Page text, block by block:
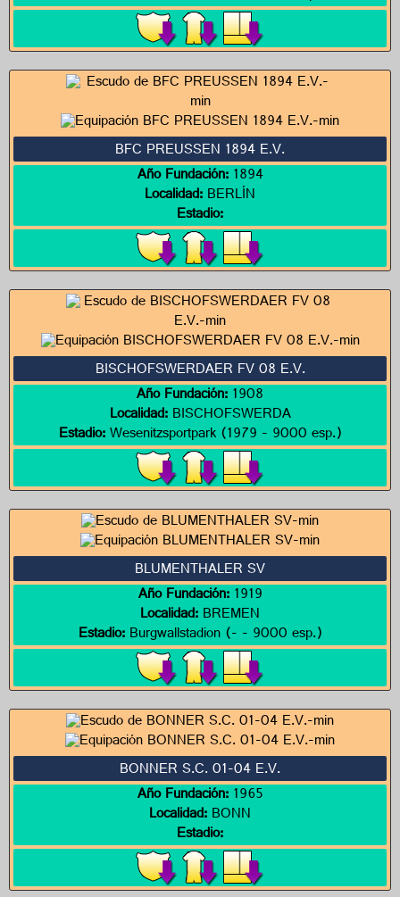
BFC PREUSSEN 1894 E.V.
Año Fundación:1894
Localidad:BERLÍN
Estadio:
BISCHOFSWERDAER FV 08 E.V.
Año Fundación:1908
Localidad:BISCHOFSWERDA
Estadio:Wesenitzsportpark (1979 - 9000 esp.)
BLUMENTHALER SV
Año Fundación:1919
Localidad:BREMEN
Estadio:Burgwallstadion (- - 9000 esp.)
BONNER S.C. 01-04 E.V.
Año Fundación:1965
Localidad:BONN
Estadio: